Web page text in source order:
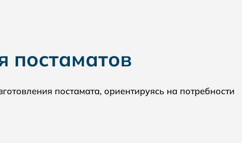
постаматов
постамата, ориентируясь на потребности